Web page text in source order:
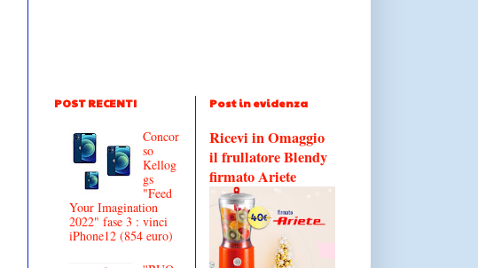
POST RECENTI
Concor
so
Kellog
gs
"Feed
Your Imagination
2022" fase 3 : vinci
iPhone12 (854 euro)
Post in evidenza
Ricevi in Omaggio
il frullatore Blendy
firmato Ariete